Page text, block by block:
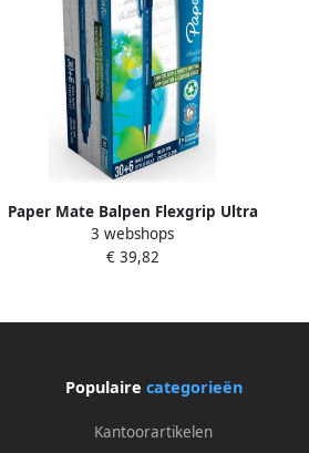
Paper Mate Balpen Flexgrip Ultra
medium blauw valuepack 30+6 gratis
3 webshops
€ 39,82
Populaire categorieën
Kantoorartikelen